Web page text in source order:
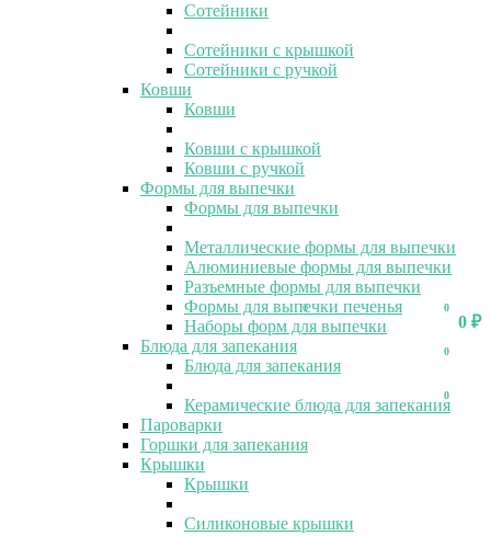
0
0 ₽
0
0
0
Сотейники
Сотейники с крышкой
Сотейники с ручкой
Ковши
Ковши
Ковши с крышкой
Ковши с ручкой
Формы для выпечки
Формы для выпечки
Металлические формы для выпечки
Алюминиевые формы для выпечки
Разъемные формы для выпечки
Формы для выпечки печенья
Наборы форм для выпечки
Блюда для запекания
Блюда для запекания
Керамические блюда для запекания
Пароварки
Горшки для запекания
Крышки
Крышки
Силиконовые крышки